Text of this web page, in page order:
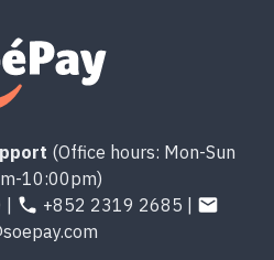
(Office hours: Mon-Sun
10:00pm)
+852 2319 2685 |